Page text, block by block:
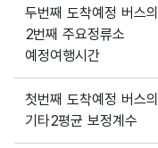
두번째 도착예정 버스의
2번째 주요정류소
예정여행시간
첫번째 도착예정 버스의
기타2평균 보정계수